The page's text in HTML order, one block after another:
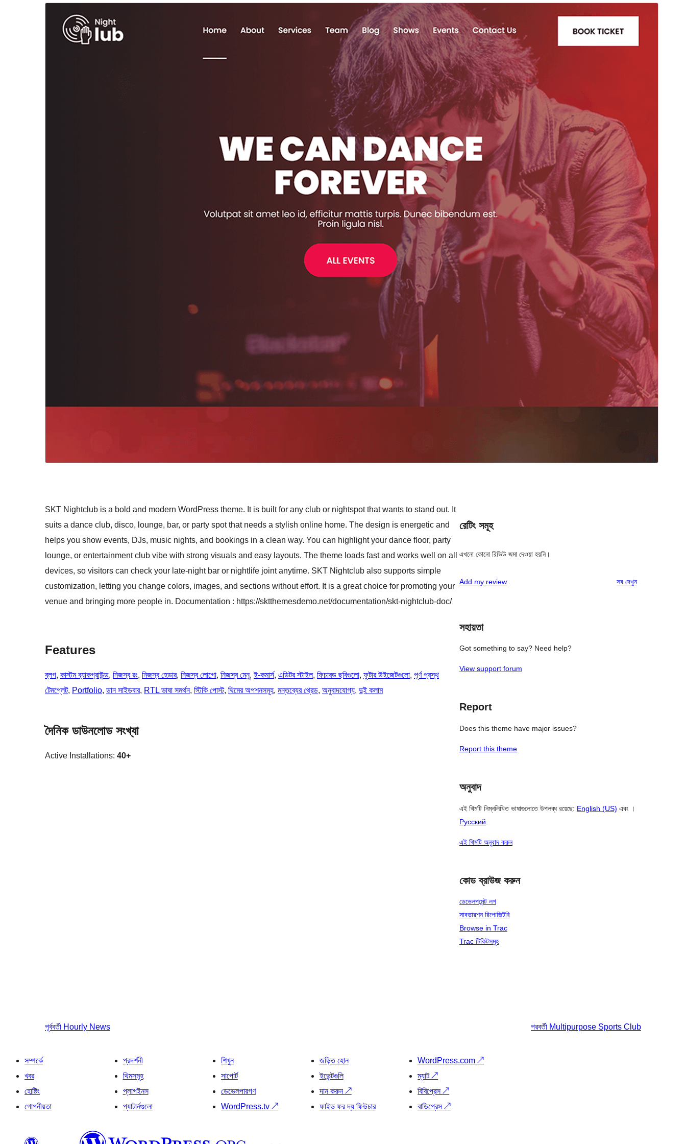
Preview
This is a child theme of
Version
সর্বশেষ হালনাগাদ
সক্রিয় ইনস্টলেশনসমূহ
পিএইচপি সংস্করণ
থিম হোমপেজ
SKT Nightclub is a bold and modern WordPress theme. It is built for any club or nightspot that wants to stand out. It
suits a dance club, disco, lounge, bar, or party spot that needs a stylish online home. The design is energetic and
helps you show events, DJs, music nights, and bookings in a clean way. You can highlight your dance floor, party
lounge, or entertainment club vibe with strong visuals and easy layouts. The theme loads fast and works well on all
devices, so visitors can check your late-night bar or nightlife joint anytime. SKT Nightclub also supports simple
customization, letting you change colors, images, and sections without effort. It is a great choice for promoting your
venue and bringing more people in. Documentation : https://sktthemesdemo.net/documentation/skt-nightclub-doc/
Features
ব্লগ, কাস্টম ব্যাকগ্রাউন্ড, নিজস্ব রং, নিজস্ব হেডার, নিজস্ব লোগো, নিজস্ব মেনু, ই-কমার্স, এডিটর স্টাইল, ফিচারড ছবিগুলো, ফুটার উইজেটগুলো, পূর্ণ প্রস্থ
টেমপ্লেট, Portfolio, ডান সাইডবার, RTL ভাষা সমর্থন, স্টিকি পোস্ট, থিমের অপশনসমূহ, মন্তব্যের থ্রেড, অনুবাদযোগ্য, দুই কলাম
দৈনিক ডাউনলোড সংখ্যা
Active Installations: 40+
রেটিং সমূহ
এখনো কোনো রিভিউ জমা দেওয়া হয়নি।
Add my review সবরিভিউ
দেখুন
সহায়তা
Got something to say? Need help?
View support forum
Report
Does this theme have major issues?
Report this theme
অনুবাদ
এই থিমটি নিম্নলিখিত ভাষাগুলোতে উপলব্ধ রয়েছে: English (US) এবং ।
Русский
এই থিমটি অনুবাদ করুন
কোড ব্রাউজ করুন
ডেভেলপমেন্ট লগ
সাবভারশন রিপোজিটরি
Browse in Trac
Trac টিকিটসমূহ
পূর্ববর্তী Hourly News পরবর্তী Multipurpose Sports Club
সম্পর্কে
খবর
হোষ্টিং
গোপনীয়তা
প্রদর্শনী
থিমসমূহ
প্লাগইনস
প্যাটার্নগুলো
শিখুন
সাপোর্ট
ডেভেলপারগণ
WordPress.tv↗
জড়িত হোন
ইভেন্টগুলি
দান করুন↗
ফাইভ ফর দ্য ফিউচার
WordPress.com↗
ম্যাট↗
বিবিপ্রেস↗
বাডিপ্রেস↗